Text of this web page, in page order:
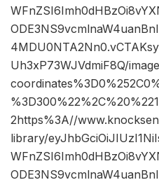
Uh3xP73WJVdmiF8Q/
2https%3A//
library/